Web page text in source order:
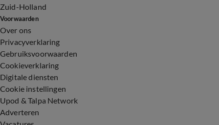
Zuid-Holland
Voorwaarden
Over ons
Privacyverklaring
Gebruiksvoorwaarden
Cookieverklaring
Digitale diensten
Cookie instellingen
Upod & Talpa Network
Adverteren